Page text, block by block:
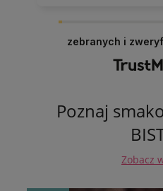
zebranych i
Poznaj
Zobacz